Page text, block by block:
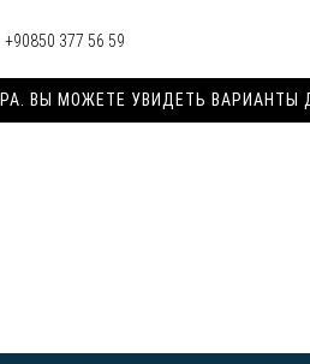
+90850 377 56 59
ВЫ МОЖЕТЕ УВИДЕТЬ ВАРИАНТЫ